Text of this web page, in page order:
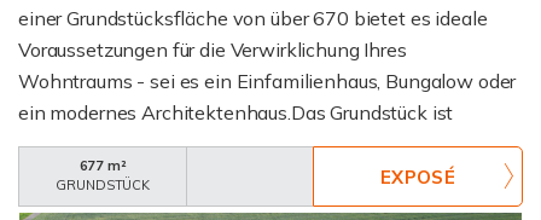
einer Grundstücksfläche von über 670 bietet es ideale
Voraussetzungen für die Verwirklichung Ihres
Wohntraums - sei es ein Einfamilienhaus, Bungalow oder
ein modernes Architektenhaus.Das Grundstück ist
vollerschlossen (Wasser, Abwasser, Strom,
Telekommunikation) und kann zeitnah bebaut werden.
Ein rechtsgültiger Bebauungsplan liegt vor und ermöglicht
677 m²
GRUNDSTÜCK